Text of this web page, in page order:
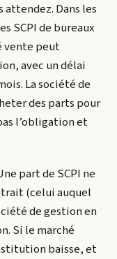
attendez. Dans les
SCPI de bureaux
vente peut
avec un délai
La société de
des parts pour
l’obligation et
part de SCPI ne
(celui auquel
de gestion en
Si le marché
baisse, et